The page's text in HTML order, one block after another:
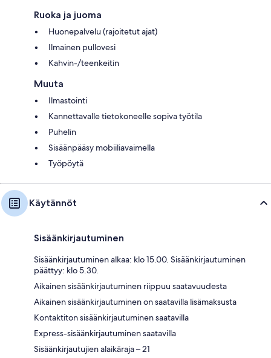
Ruoka ja juoma
Huonepalvelu (rajoitetut ajat)
Ilmainen pullovesi
Kahvin-/teenkeitin
Muuta
Ilmastointi
Kannettavalle tietokoneelle sopiva työtila
Puhelin
Sisäänpääsy mobiiliavaimella
Työpöytä
Käytännöt
Sisäänkirjautuminen
Sisäänkirjautuminen alkaa: klo 15.00. Sisäänkirjautuminen
päättyy: klo 5.30.
Aikainen sisäänkirjautuminen riippuu saatavuudesta
Aikainen sisäänkirjautuminen on saatavilla lisämaksusta
Kontaktiton sisäänkirjautuminen saatavilla
Express-sisäänkirjautuminen saatavilla
Sisäänkirjautujien alaikäraja – 21